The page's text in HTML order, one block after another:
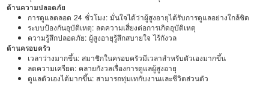
ด้านความปลอดภัย
การดูแลตลอด 24 ชั่วโมง: มั่นใจได้ว่าผู้สูงอายุได้รับการดูแลอย่างใกล้ชิด
ระบบป้องกันอุบัติเหตุ: ลดความเสี่ยงต่อการเกิดอุบัติเหตุ
ความรู้สึกปลอดภัย: ผู้สูงอายุรู้สึกสบายใจ ไร้กังวล
ด้านครอบครัว
เวลาว่างมากขึ้น: สมาชิกในครอบครัวมีเวลาสำหรับตัวเองมากขึ้น
ลดความเครียด: คลายกังวลเรื่องการดูแลผู้สูงอายุ
ดูแลตัวเองได้มากขึ้น: สามารถทุ่มเทกับงานและชีวิตส่วนตัว